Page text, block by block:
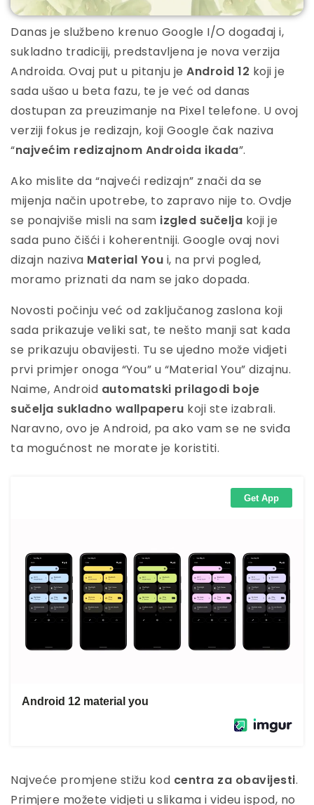
Danas je službeno krenuo Google I/O događaj i,
sukladno tradiciji, predstavljena je nova verzija
Androida. Ovaj put u pitanju je Android 12 koji je
sada ušao u beta fazu, te je već od danas
dostupan za preuzimanje na Pixel telefone. U ovoj
verziji fokus je redizajn, koji Google čak naziva
“najvećim redizajnom Androida ikada”.
Ako mislite da “najveći redizajn” znači da se
mijenja način upotrebe, to zapravo nije to. Ovdje
se ponajviše misli na sam izgled sučelja koji je
sada puno čišći i koherentniji. Google ovaj novi
dizajn naziva Material You i, na prvi pogled,
moramo priznati da nam se jako dopada.
Novosti počinju već od zaključanog zaslona koji
sada prikazuje veliki sat, te nešto manji sat kada
se prikazuju obavijesti. Tu se ujedno može vidjeti
prvi primjer onoga “You” u “Material You” dizajnu.
Naime, Android automatski prilagodi boje
sučelja sukladno wallpaperu koji ste izabrali.
Naravno, ovo je Android, pa ako vam se ne sviđa
ta mogućnost ne morate je koristiti.
Najveće promjene stižu kod centra za obavijesti.
Primjere možete vidjeti u slikama i videu ispod, no